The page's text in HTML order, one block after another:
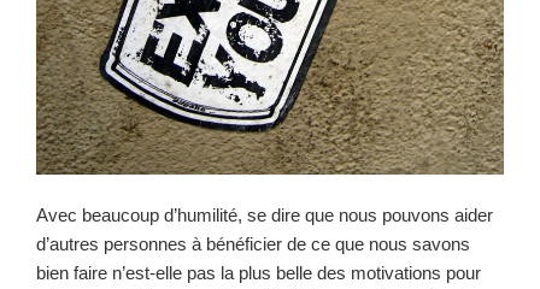
Avec beaucoup d’humilité, se dire que nous pouvons aider
d’autres personnes à bénéficier de ce que nous savons
bien faire n’est-elle pas la plus belle des motivations pour